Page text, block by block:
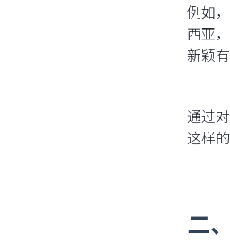
例如
西亚
新颖
通过
这样
二